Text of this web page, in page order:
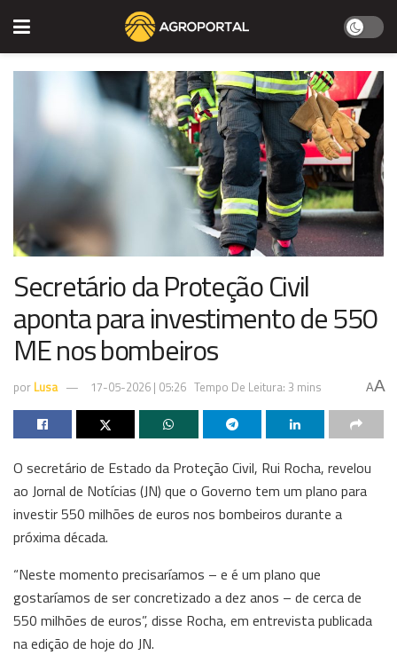
Secretário da Proteção Civil
aponta para investimento de 550
ME nos bombeiros
por Lusa 17-05-2026 | 05:26 Tempo De Leitura: 3 mins AA
O secretário de Estado da Proteção Civil, Rui Rocha, revelou
ao Jornal de Notícias (JN) que o Governo tem um plano para
investir 550 milhões de euros nos bombeiros durante a
próxima década.
“Neste momento precisaríamos – e é um plano que
gostaríamos de ser concretizado a dez anos – de cerca de
550 milhões de euros”, disse Rocha, em entrevista publicada
na edição de hoje do JN.